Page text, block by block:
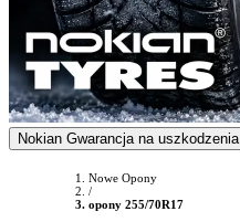
Nokian Gwarancja na uszkodzenia
Nowe Opony
/
opony 255/70R17